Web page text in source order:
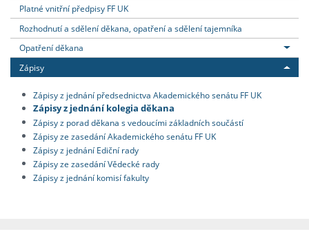
Platné vnitřní předpisy FF UK
Rozhodnutí a sdělení děkana, opatření a sdělení tajemníka
Opatření děkana
Zápisy
Zápisy z jednání předsednictva Akademického senátu FF UK
Zápisy z jednání kolegia děkana
Zápisy z porad děkana s vedoucími základních součástí
Zápisy ze zasedání Akademického senátu FF UK
Zápisy z jednání Ediční rady
Zápisy ze zasedání Vědecké rady
Zápisy z jednání komisí fakulty